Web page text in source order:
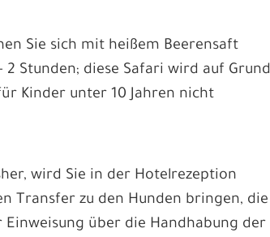
Sie sich mit heißem Beerensaft
Stunden; diese Safari wird auf Grund
Kinder unter 10 Jahren nicht
wird Sie in der Hotelrezeption
Transfer zu den Hunden bringen, die
über die Handhabung der